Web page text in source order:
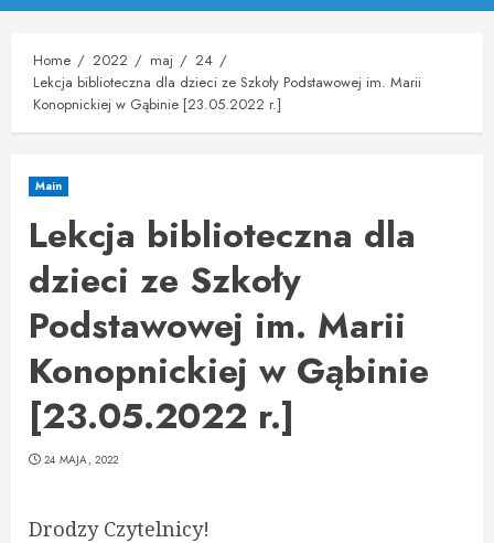
Menu
Home 2022 maj
24
Lekcja biblioteczna dla dzieci ze Szkoły Podstawowej im. Marii
Konopnickiej w Gąbinie [23.05.2022 r.]
Main
Lekcja biblioteczna dla
dzieci ze Szkoły
Podstawowej im. Marii
Konopnickiej w Gąbinie
[23.05.2022 r.]
24 MAJA, 2022
Drodzy Czytelnicy!